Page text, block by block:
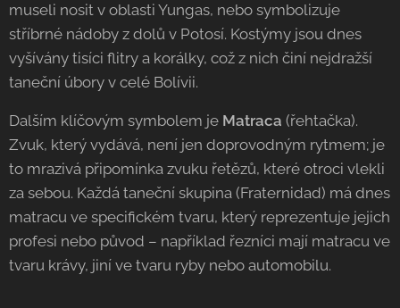
museli nosit v oblasti Yungas, nebo symbolizuje
stříbrné nádoby z dolů v Potosí. Kostýmy jsou dnes
vyšívány tisíci flitry a korálky, což z nich činí nejdražší
taneční úbory v celé Bolívii.
Dalším klíčovým symbolem je Matraca (řehtačka).
Zvuk, který vydává, není jen doprovodným rytmem; je
to mrazivá připomínka zvuku řetězů, které otroci vlekli
za sebou. Každá taneční skupina (Fraternidad) má dnes
matracu ve specifickém tvaru, který reprezentuje jejich
profesi nebo původ – například řezníci mají matracu ve
tvaru krávy, jiní ve tvaru ryby nebo automobilu.